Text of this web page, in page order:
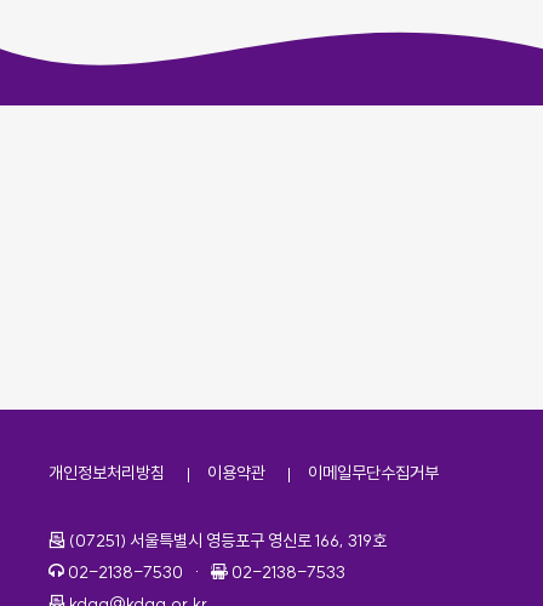
개인정보처리방침 이용약관 이메일무단수집거부
주소
(07251) 서울특별시 영등포구 영신로 166, 319호
전화번호
02-2138-7530 · 팩스번호
02-2138-7533